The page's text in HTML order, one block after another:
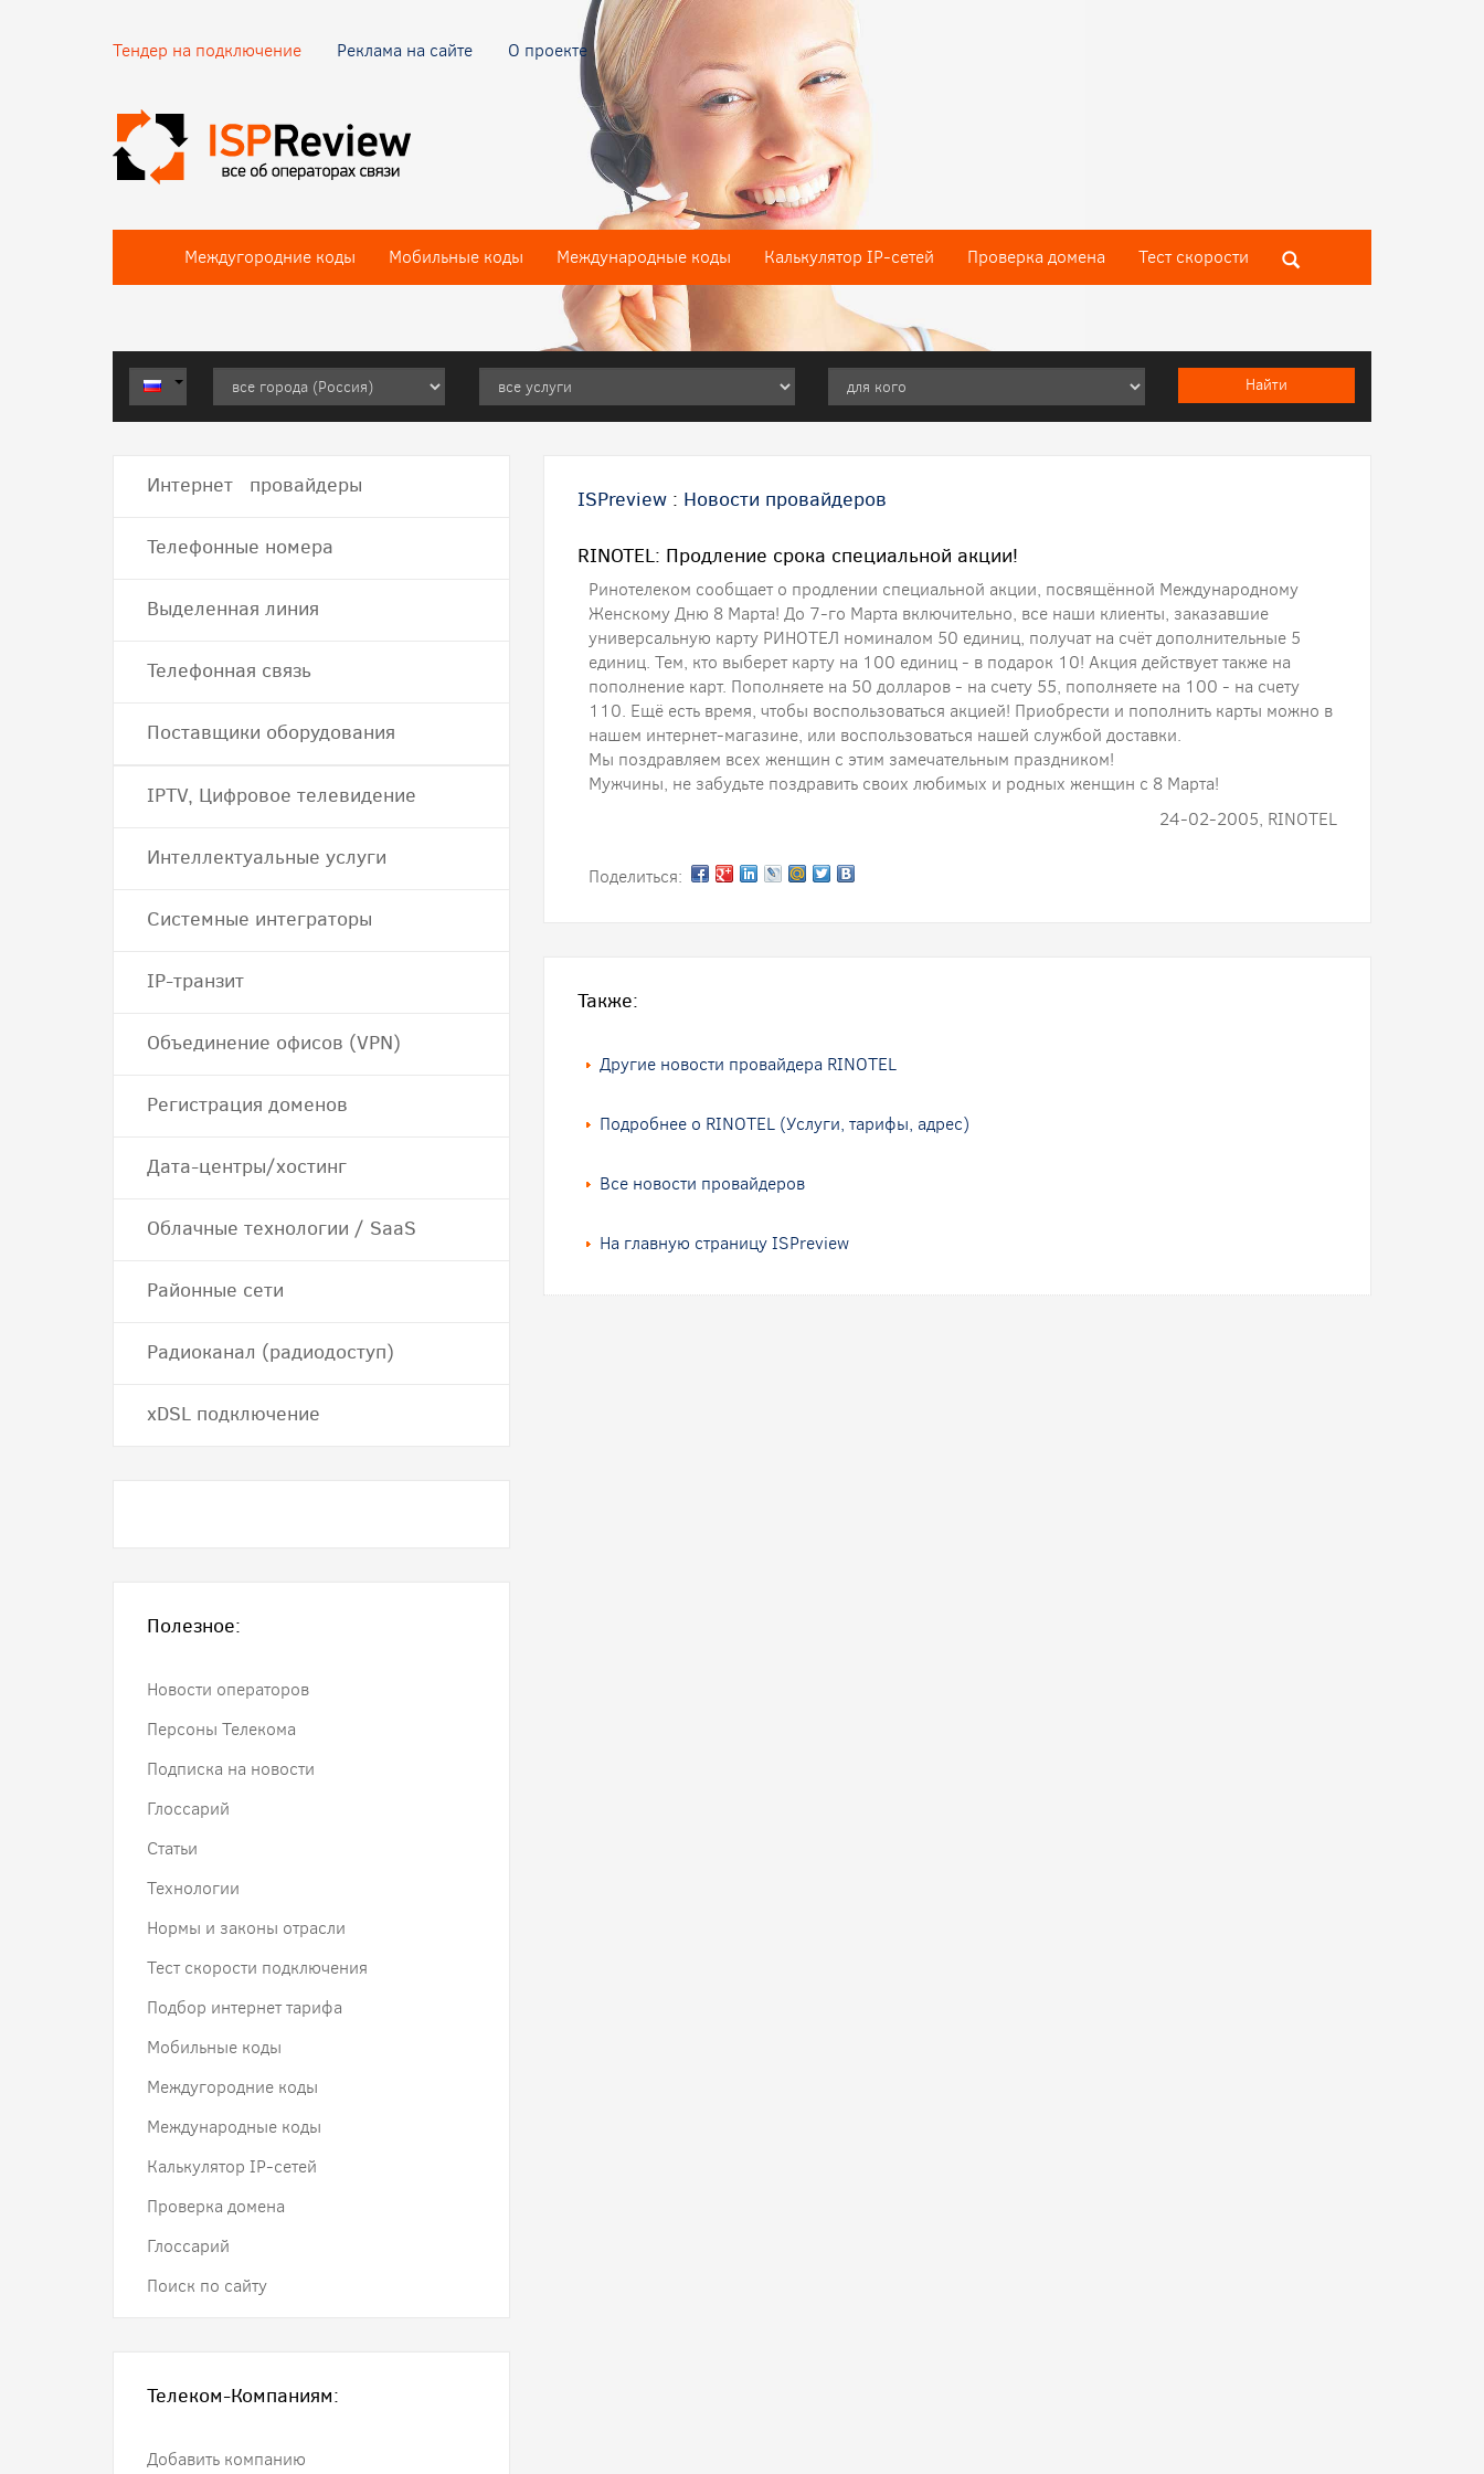
Тендер на подключение Реклама на сайте О проекте
Междугородние коды Мобильные коды Международные коды Калькулятор IP-сетей Проверка домена Тест скороcти
ISPreview : Новости провайдеров
RINOTEL: Продление срока специальной акции!
Ринотелеком сообщает о продлении специальной акции, посвящённой Международному
Женскому Дню 8 Марта! До 7-го Марта включительно, все наши клиенты, заказавшие
универсальную карту РИНОТЕЛ номиналом 50 единиц, получат на счёт дополнительные 5
единиц. Тем, кто выберет карту на 100 единиц - в подарок 10! Акция действует также на
пополнение карт. Пополняете на 50 долларов - на счету 55, пополняете на 100 - на счету
110. Ещё есть время, чтобы воспользоваться акцией! Приобрести и пополнить карты можно в
нашем интернет-магазине, или воспользоваться нашей службой доставки.
Мы поздравляем всех женщин с этим замечательным праздником!
Мужчины, не забудьте поздравить своих любимых и родных женщин с 8 Марта!
24-02-2005, RINOTEL
Поделиться:
Также:
Другие новости провайдера RINOTEL
Подробнее о RINOTEL (Услуги, тарифы, адрес)
Все новости провайдеров
На главную страницу ISPreview
Интернет провайдеры
Телефонные номера
Выделенная линия
Телефонная связь
Поставщики оборудования
IPTV, Цифровое телевидение
Интеллектуальные услуги
Системные интеграторы
IP-транзит
Объединение офисов (VPN)
Регистрация доменов
Дата-центры/хостинг
Облачные технологии / SaaS
Районные сети
Радиоканал (радиодоступ)
хDSL подключение
Полезное:
Новости операторов
Персоны Телекома
Подписка на новости
Глоссарий
Статьи
Технологии
Нормы и законы отрасли
Тест скорости подключения
Подбор интернет тарифа
Мобильные коды
Междугородние коды
Международные коды
Калькулятор IP-сетей
Проверка домена
Глоссарий
Поиск по сайту
Телеком-Компаниям:
Добавить компанию